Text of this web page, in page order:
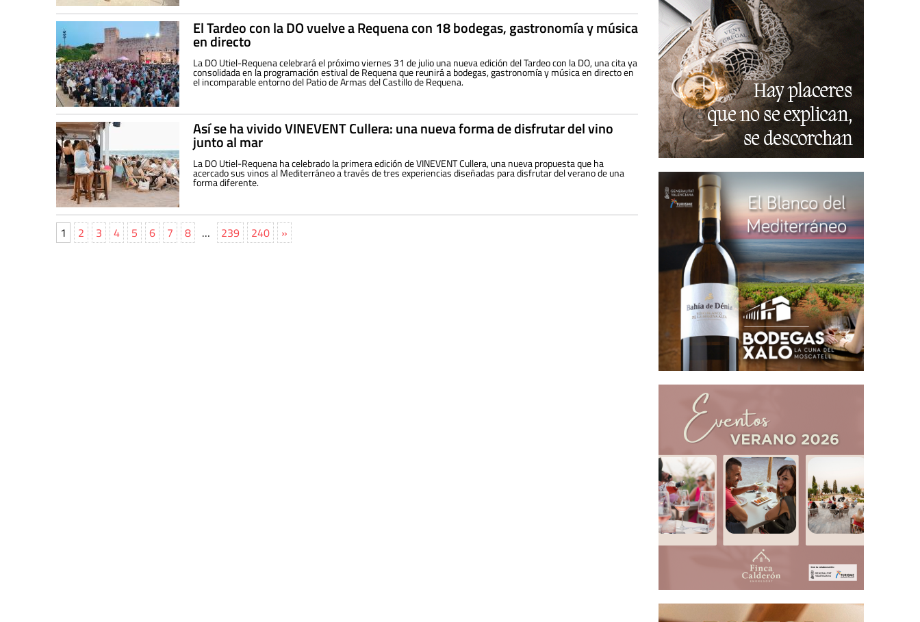
El Tardeo con la DO vuelve a Requena con 18 bodegas, gastronomía y música
en directo
La DO Utiel-Requena celebrará el próximo viernes 31 de julio una nueva edición del Tardeo con la DO, una cita ya
consolidada en la programación estival de Requena que reunirá a bodegas, gastronomía y música en directo en
el incomparable entorno del Patio de Armas del Castillo de Requena.
Así se ha vivido VINEVENT Cullera: una nueva forma de disfrutar del vino
junto al mar
La DO Utiel-Requena ha celebrado la primera edición de VINEVENT Cullera, una nueva propuesta que ha
acercado sus vinos al Mediterráneo a través de tres experiencias diseñadas para disfrutar del verano de una
forma diferente.
1 2 3 4 5 6 7 8 … 239 240 »